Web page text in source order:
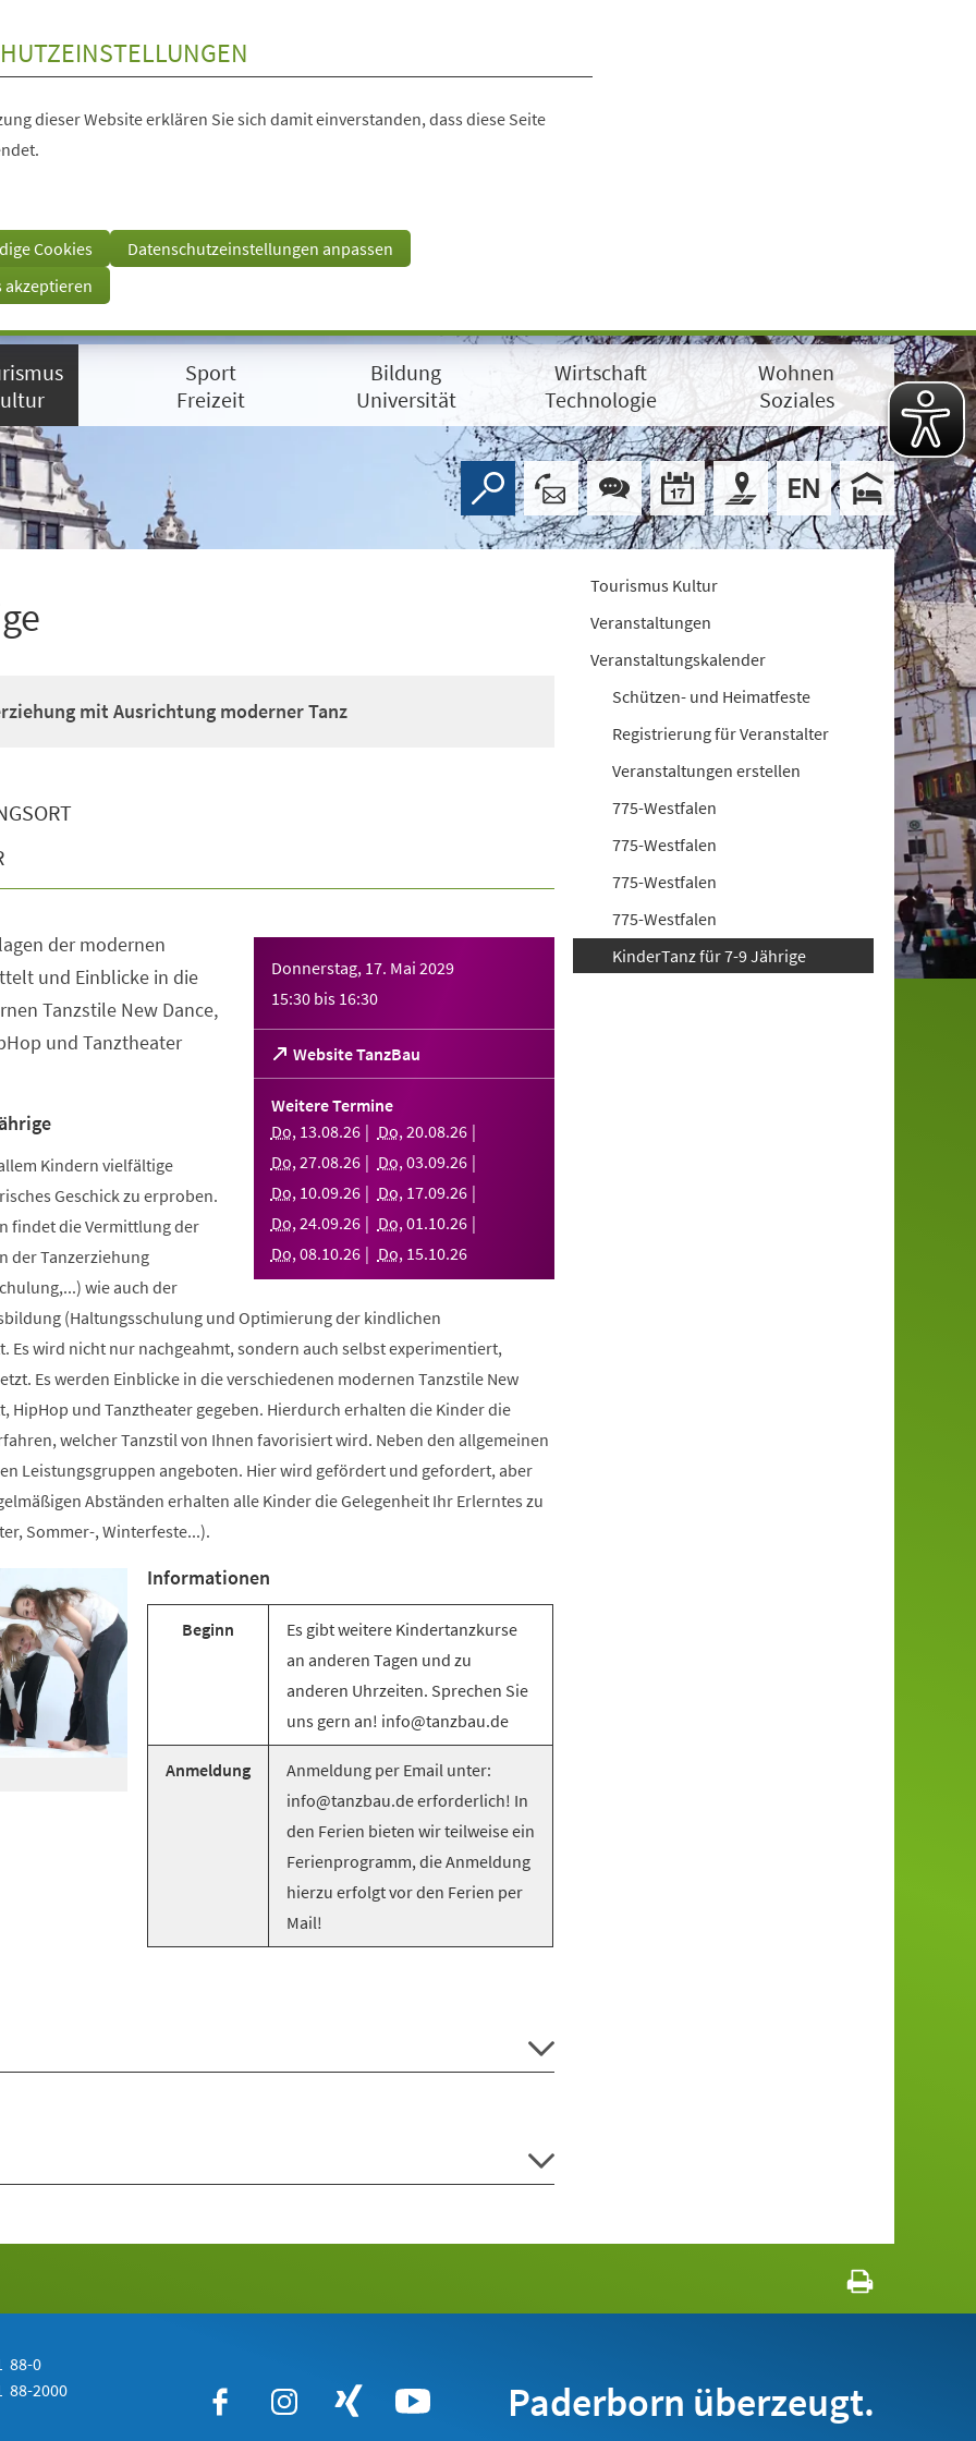
dieser Website erklären Sie sich damit einverstanden, dass diese Seite
Cookies
Datenschutzeinstellungen anpassen
akzeptieren
Sport
Freizeit
Bildung
Universität
Wirtschaft
Technologie
Wohnen
Soziales
mit Ausrichtung moderner Tanz
Donnerstag, 17. Mai 2029
15:30 bis 16:30
Website TanzBau
(Öffnet
in
einem
Tab)
Weitere Termine
Do, 13.08.26 Do,20.08.26
Do,27.08.26 Do,03.09.26
Do, 10.09.26 Do, 17.09.26
Do,24.09.26 Do,01.10.26
Do,08.10.26 Do, 15.10.26
der modernen
und Einblicke in die
Tanzstile New Dance,
und Tanztheater
Kindern vielfältige
Geschick zu erproben.
findet die Vermittlung der
der Tanzerziehung
wie auch der
(Haltungsschulung und Optimierung der kindlichen
Es wird nicht nur nachgeahmt, sondern auch selbst experimentiert,
Es werden Einblicke in die verschiedenen modernen Tanzstile New
HipHop und Tanztheater gegeben. Hierdurch erhalten die Kinder die
welcher Tanzstil von Ihnen favorisiert wird. Neben den allgemeinen
Leistungsgruppen angeboten. Hier wird gefördert und gefordert, aber
Abständen erhalten alle Kinder die Gelegenheit Ihr Erlerntes zu
Sommer-, Winterfeste...).
Informationen
Beginn
Es gibt weitere Kindertanzkurse
an anderen Tagen und zu
anderen Uhrzeiten. Sprechen Sie
uns gern an! info@tanzbau.de
Anmeldung
Anmeldung per Email unter:
info@tanzbau.de erforderlich! In
den Ferien bieten wir teilweise ein
Ferienprogramm, die Anmeldung
hierzu erfolgt vor den Ferien per
Mail!
Tourismus Kultur
Veranstaltungen
Veranstaltungskalender
Schützen- und Heimatfeste
Registrierung für Veranstalter
Veranstaltungen erstellen
775-Westfalen
775-Westfalen
775-Westfalen
775-Westfalen
KinderTanz für 7-9 Jährige
88-0
88-2000 Paderborn überzeugt.